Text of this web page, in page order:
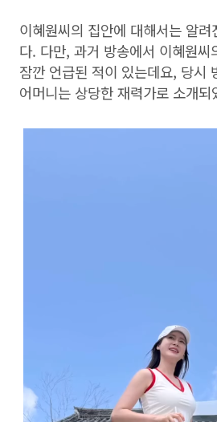
이혜원씨의 집안에 대해서는 알
다. 다만, 과거 방송에서 이혜원씨
잠깐 언급된 적이 있는데요, 당시
어머니는 상당한 재력가로 소개되